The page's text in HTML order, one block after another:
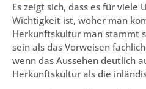
Es zeigt sich, dass es für
Wichtigkeit ist, woher man
Herkunftskultur man stammt
sein als das Vorweisen
wenn das Aussehen deutlich
Herkunftskultur als die